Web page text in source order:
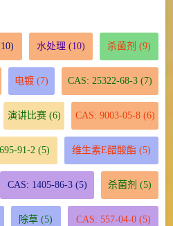
水处理 (10) 杀菌剂 (9)
电镀 (7) CAS: 25322-68-3 (7)
演讲比赛(6) CAS: 9003-05-8(6)
91-2 (5) 维生素E醋酸酯 (5)
CAS: 1405-86-3(5) 杀菌剂 (5)
除草 (5) CAS: 557-04-0(5)